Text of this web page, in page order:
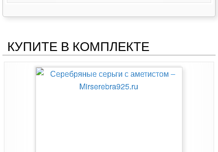
КУПИТЕ В КОМПЛЕКТЕ